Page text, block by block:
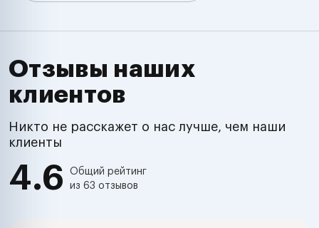
Отзывы наших
клиентов
Никто не расскажет о нас лучше, чем наши
клиенты
4.6
Общий рейтинг
из 63 отзывов